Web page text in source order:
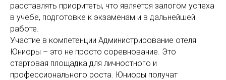
расставлять приоритеты, что является залогом успеха
в учебе, подготовке к экзаменам и в дальнейшей
работе.
Участие в компетенции Администрирование отеля
Юниоры – это не просто соревнование. Это
стартовая площадка для личностного и
профессионального роста. Юниоры получат